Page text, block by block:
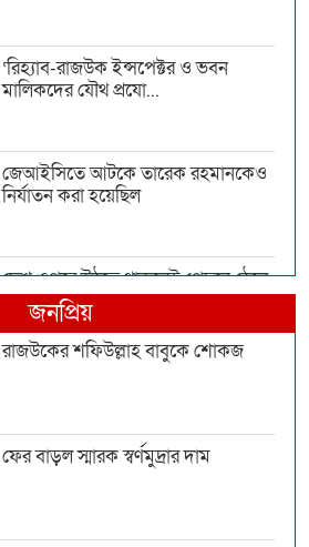
‘রিহ্যাব-রাজউক ইন্সপেক্টর ও ভবন
মালিকদের যৌথ প্রযো...
জেআইসিতে আটকে তারেক রহমানকেও
নির্যাতন করা হয়েছিল
দেশ ওপরে উঠতে থাকলেই পেছনে ঠেলে
দেওয়ার চক্রান্ত হয়...
জনপ্রিয়
রাজউকের শফিউল্লাহ বাবুকে শোকজ
ফের বাড়ল স্মারক স্বর্ণমুদ্রার দাম